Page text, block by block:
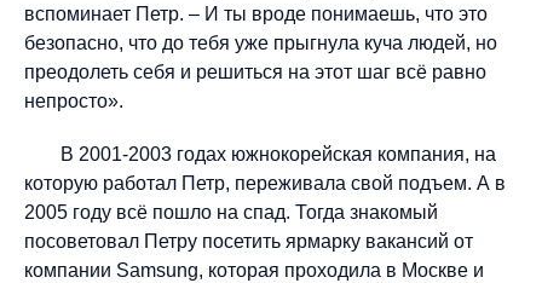
вспоминает Петр. – И ты вроде понимаешь, что это
безопасно, что до тебя уже прыгнула куча людей, но
преодолеть себя и решиться на этот шаг всё равно
непросто».
В 2001-2003 годах южнокорейская компания, на
которую работал Петр, переживала свой подъем. А в
2005 году всё пошло на спад. Тогда знакомый
посоветовал Петру посетить ярмарку вакансий от
компании Samsung, которая проходила в Москве и